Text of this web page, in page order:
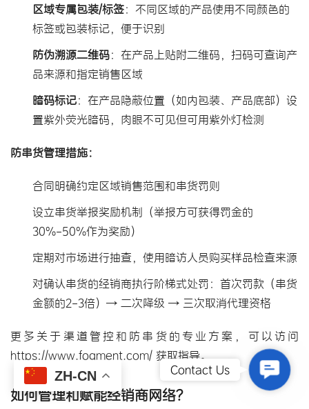
区域专属包装/标签：不同区域的产品使用不同颜色的
标签或包装标记，便于识别
防伪溯源二维码：在产品上贴附二维码，扫码可查询产
品来源和指定销售区域
暗码标记：在产品隐蔽位置（如内包装、产品底部）设
置紫外荧光暗码，肉眼不可见但可用紫外灯检测
防串货管理措施：
合同明确约定区域销售范围和串货罚则
设立串货举报奖励机制（举报方可获得罚金的
30%-50%作为奖励）
定期对市场进行抽查，使用暗访人员购买样品检查来源
对确认串货的经销商执行阶梯式处罚：首次罚款（串货
金额的2-3倍）→ 二次降级 → 三次取消代理资格
https://www.fogment.com/ 获取指导。
如何管理和赋能经销商网络？
ZH-CN
Contact
Contact Us